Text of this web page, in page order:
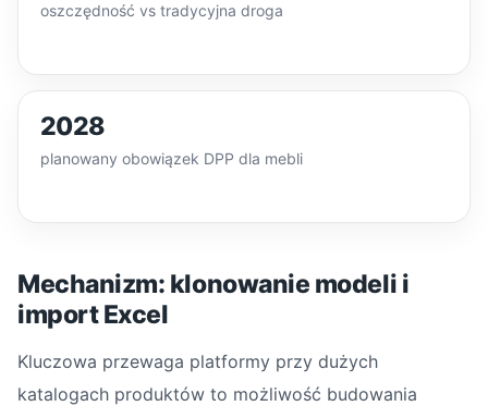
oszczędność vs tradycyjna droga
2028
planowany obowiązek DPP dla mebli
Mechanizm: klonowanie modeli i
import Excel
Kluczowa przewaga platformy przy dużych
katalogach produktów to możliwość budowania